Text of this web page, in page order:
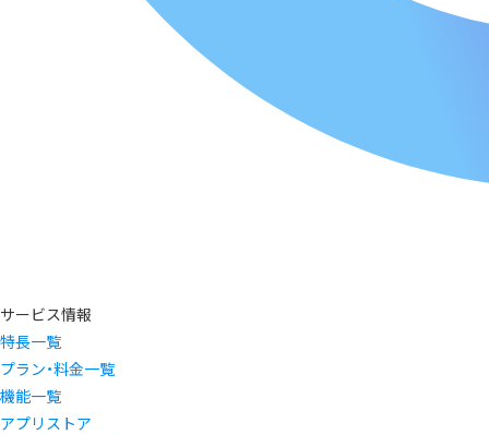
サービス情報
特長一覧
プラン・料金一覧
機能一覧
アプリストア